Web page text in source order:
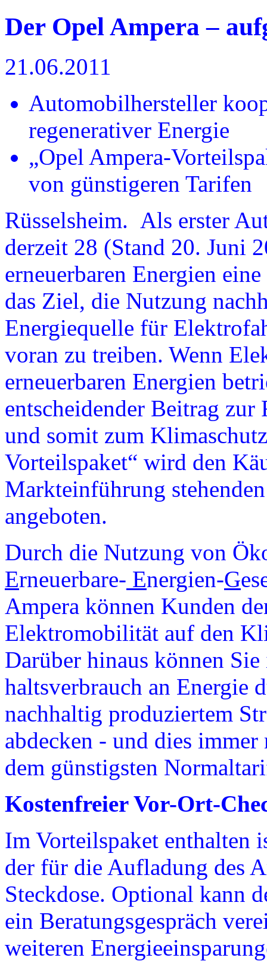
Der Opel Ampera –
21.06.2011
Automobilhersteller
regenerativer Energie
„Opel Ampera-
von günstigeren Tarifen
Rüsselsheim. Als erster
derzeit 28 (Stand 20. Juni
erneuerbaren Energien
das Ziel, die Nutzung
Energiequelle für
voran zu treiben. Wenn
erneuerbaren Energien
entscheidender Beitrag zur
und somit zum
Vorteilspaket“ wird den
Markteinführung
angeboten.
Durch die Nutzung von
Erneuerbare- Energien-G
Ampera können Kunden
Elektromobilität auf den
Darüber hinaus können
haltsverbrauch an Energie
nachhaltig produziertem
abdecken - und dies
dem günstigsten
Kostenfreier Vor-Ort-
Im Vorteilspaket enthalten
der für die Aufladung des
Steckdose. Optional kann
ein Beratungsgespräch
weiteren